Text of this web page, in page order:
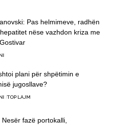
Pas helmimeve, radhën
nëse vazhdon kriza me
plani për shpëtimin e
jugosllave?
TOP LAJM
Nesër fazë portokalli,